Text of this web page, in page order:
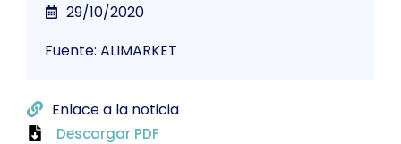
29/10/2020
Fuente: ALIMARKET
Enlace a la noticia
Descargar PDF